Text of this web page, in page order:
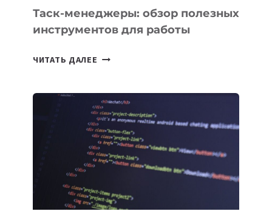
Таск-менеджеры: обзор полезных
инструментов для работы
ЧИТАТЬ ДАЛЕЕ ТАСК-
ПОЛЕЗНЫХ
ИНСТРУМЕНТОВ
ДЛЯ
РАБОТЫ